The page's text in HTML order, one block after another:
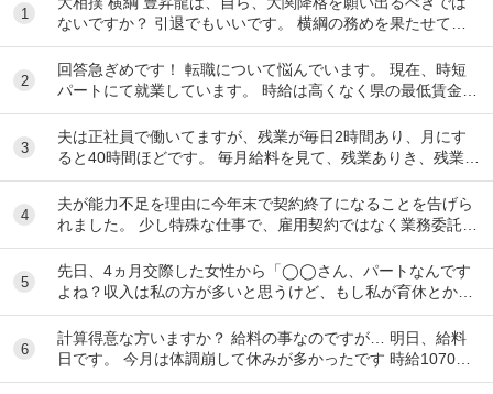
1
ないですか？ 引退でもいいです。 横綱の務めを果たせてな
いし、今後、果たせる見込みもないのだ...
2
回答急ぎめです！ 転職について悩んでいます。 現在、時短
パートにて就業しています。 時給は高くなく県の最低賃金＋
20円で、1日6時間で働いています。 ...
3
夫は正社員で働いてますが、残業が毎日2時間あり、月にす
ると40時間ほどです。 毎月給料を見て、残業ありき、残業は
ありがたい、副業しなくて済むし、お金も多く...
4
夫が能力不足を理由に今年末で契約終了になることを告げら
れました。 少し特殊な仕事で、雇用契約ではなく業務委託契
約という形です。そのため、有給休暇などの制...
5
先日、4ヵ月交際した女性から「◯◯さん、パートなんです
よね？収入は私の方が多いと思うけど、もし私が育休とか持
病で働けなくなったとしたら、◯◯さんの収入だけ...
6
計算得意な方いますか？ 給料の事なのですが… 明日、給料
日です。 今月は体調崩して休みが多かったです 時給1070円
月10日勤務 実働時間48時間 前払...